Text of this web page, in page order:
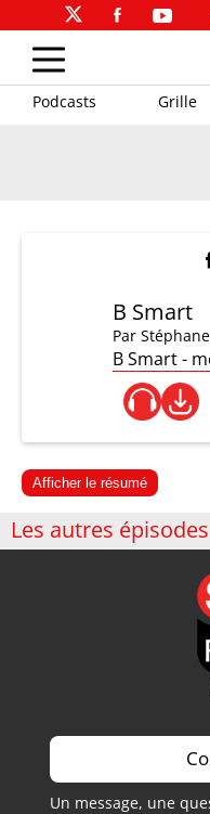
Podcasts Grille
B Smart
Par
B Smart -
Afficher le résumé
Les autres épisodes
Un message, une